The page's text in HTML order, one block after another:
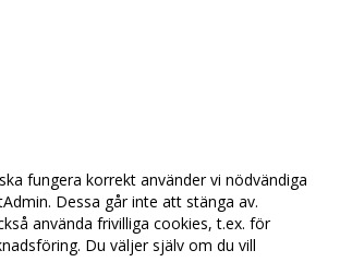
fungera korrekt använder vi nödvändiga
Dessa går inte att stänga av.
använda frivilliga cookies, t.ex. för
Du väljer själv om du vill